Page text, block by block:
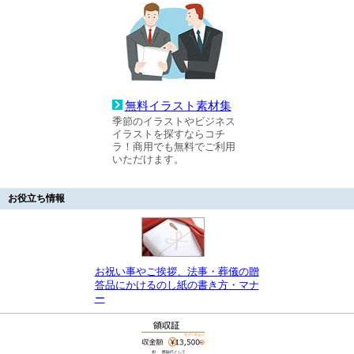
無料イラスト素材集
季節のイラストやビジネス
イラストを探すならコチ
ラ！商用でも無料でご利用
いただけます。
お役立ち情報
お祝い事やご挨拶、法事・葬儀の贈
答品にかけるのし紙の書き方・マナ
ー